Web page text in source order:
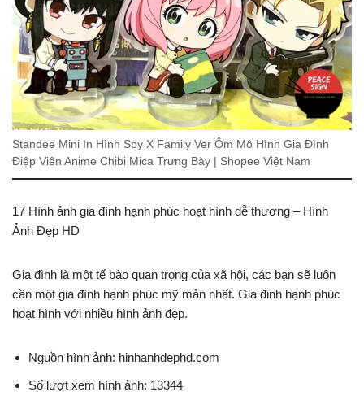
Standee Mini In Hình Spy X Family Ver Ôm Mô Hình Gia Đình
Điệp Viên Anime Chibi Mica Trưng Bày | Shopee Việt Nam
17 Hình ảnh gia đình hạnh phúc hoạt hình dễ thương – Hình
Ảnh Đẹp HD
Gia đình là một tế bào quan trọng của xã hội, các bạn sẽ luôn
cần một gia đình hạnh phúc mỹ mản nhất. Gia đinh hạnh phúc
hoạt hình với nhiều hình ảnh đẹp.
Nguồn hình ảnh: hinhanhdephd.com
Số lượt xem hình ảnh: 13344